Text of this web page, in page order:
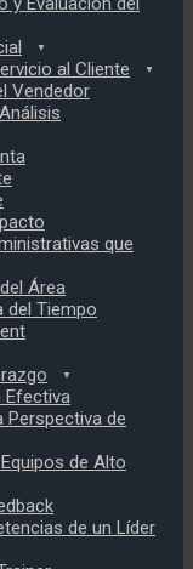
al Cliente
Vendedor
que
Área
del Tiempo
Efectiva
Perspectiva de
de Alto
de un Líder